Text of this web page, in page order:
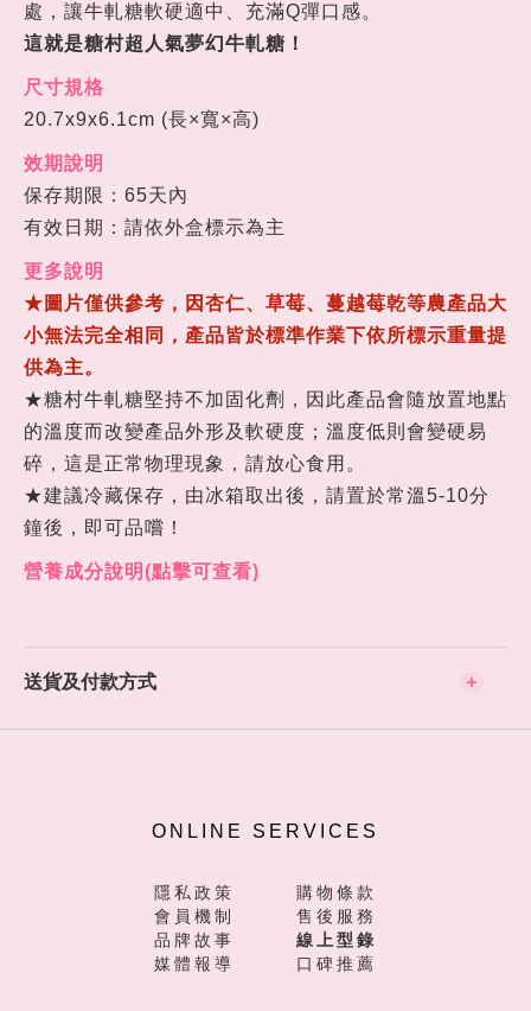
處，讓牛軋糖軟硬適中、充滿Q彈口感。
這就是糖村超人氣夢幻牛軋糖 ！
尺寸規格
20.7x9x6.1cm (長×寬×高)
效期說明
保存期限：65天內
有效日期：請依外盒標示為主
更多說明
★圖片僅供參考，因杏仁、草莓、蔓越莓乾等農產品大
小無法完全相同，產品皆於標準作業下依所標示重量提
供為主。
★糖村牛軋糖堅持不加固化劑，因此產品會隨放置地點
的溫度而改變產品外形及軟硬度；溫度低則會變硬易
碎，這是正常物理現象，請放心食用。
★建議冷藏保存，由冰箱取出後，請置於常溫5-10分
鐘後，即可品嚐！
營養成分說明(點擊可查看)
送貨及付款方式
ONLINE SERVICES
隱私政策
購物條款
會員機制
售後服務
品牌故事
線上型錄
媒體報導
口碑推薦